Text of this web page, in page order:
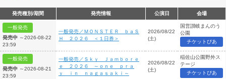
発売種別/期間 発売情報 公演日 会場
一般発売
発売中 ～2026-08-22
23:59
一般発売／ＭＯＮＳＴＥＲ ｂａＳ
Ｈ ２０２６ ＜１日券＞
2026/08/22
(土)
国営讃岐まんのう
公園
チケットぴあ
一般発売
発売中 ～2026-08-21
23:59
一般発売／Ｓｋｙ Ｊａｍｂｏｒｅ
ｅ ２０２６ ～ｏｎｅ ｐｒａ
ｙ ｉｎ ｎａｇａｓａｋｉ～
2026/08/22
(土)
稲佐山公園野外ス
テージ
チケットぴあ